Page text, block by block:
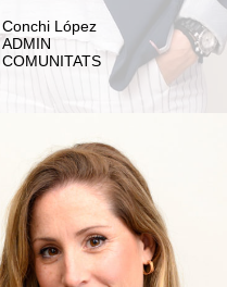
Conchi López
ADMIN
COMUNITATS